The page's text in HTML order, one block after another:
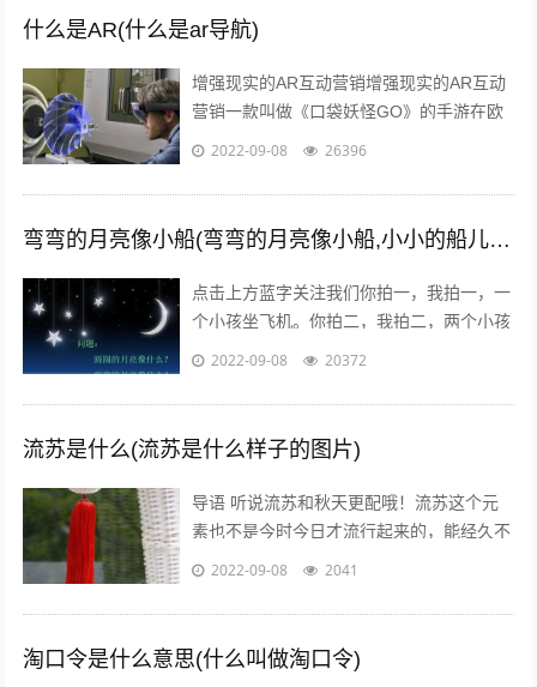
什么是AR(什么是ar导航)
增强现实的AR互动营销增强现实的AR互动
营销一款叫做《口袋妖怪GO》的手游在欧
美火了，在还未上线的中国，
经...
2022-09-08 26396
弯弯的月亮像小船(弯弯的月亮像小船,小小的船儿两头尖)
点击上方蓝字关注我们你拍一，我拍一，一
个小孩坐飞机。你拍二，我拍二，两个小孩
丢手绢。你拍三，我拍三，三个小孩来搬
你...
2022-09-08 20372
流苏是什么(流苏是什么样子的图片)
导语 听说流苏和秋天更配哦！流苏这个元
素也不是今时今日才流行起来的，能经久不
衰是因为它真的美呆了~踏进9月，秋高气
2022-09-08 2041
淘口令是什么意思(什么叫做淘口令)